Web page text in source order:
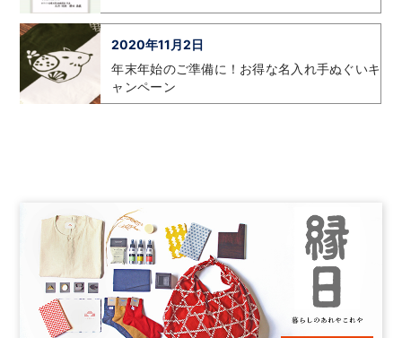
2020年11月2日
年末年始のご準備に！お得な名入れ手ぬぐいキ
ャンペーン